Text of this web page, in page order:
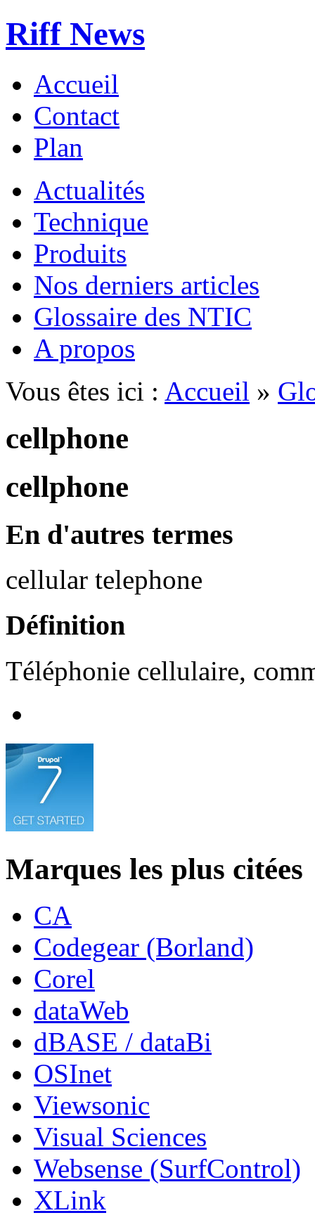
Riff News
Accueil
Contact
Plan
Actualités
Technique
Produits
Nos derniers articles
Glossaire des NTIC
A propos
Vous êtes ici : Accueil »
cellphone
cellphone
En d'autres termes
cellular telephone
Définition
Téléphonie cellulaire,
Marques les plus citées
CA
Codegear (Borland)
Corel
dataWeb
dBASE / dataBi
OSInet
Viewsonic
Visual Sciences
Websense (SurfControl)
XLink